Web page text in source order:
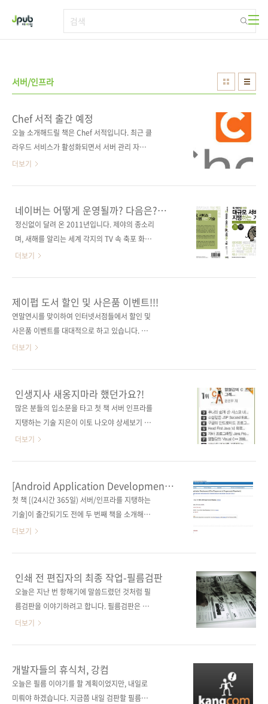
서버/인프라
Chef 서적 출간 예정
오늘 소개해드릴 책은 Chef 서적입니다. 최근 클
라우드 서비스가 활성화되면서 서버 관리 자동
화가 주목을 받고 있습니다. 여러 서버 자동화 관
고 있는데, 이번에 저희가 펴내는 책은 Chef 서
적입니다. 정확하게 말하면, 초보자도 쉽게 사용
할 수 있는 Chef 단독형 버전인 Chef Solo 입문
여 자동화하는 툴인데, 보다 엄밀하게 말하면 ‘서
버의 상태를 관리하고 일관성 있게 유지하기 위
http://www.getchef.com/ 이번에 펴내는
[Chef Solo 입문: 인프라스트럭처 자동화 프레
임워크]는 아쉽게도 국내 서적이 아니고..
더보기
네이버는 어떻게 운영될까? 다음은?
초대규모 서비스의 현장을 공개합니다.
정신없이 달려 온 2011년입니다. 제야의 종소리
며, 새해를 알리는 세계 각지의 TV 속 축포 화면
들이 불과 며칠 전이었었던 것 같은데, 입춘을 지
이펍에서도 새 봄에 출간될 책들을 열심히 준비
중에 있었는데, 겨우 한 종이나마 이 달 끝자락에
소개를 할 수가 있게 되어 얼마나 다행인지 모르
을 찾게 되지 않을까 합니다. 조만간 출간예정도
서에 대한 안내를 한번 해드리도록 하고, 오늘은
늘어놓겠습니다. 大規模サービス技術入門 ―
データ構造... 새로 나올 책의 원서는 위와 같습
니다. 제이펍 출판사의 첫 책이 [서버/인프라를..
더보기
제이펍 도서 할인 및 사은품 이벤트!!!
연말연시를 맞이하여 인터넷서점들에서 할인 및
사은품 이벤트를 대대적으로 하고 있습니다. 저
희 제이펍 출판사는 평소에도 10% 할인 + 10%
을 내거나 공급률을 낮춰 이벤트에 참가하고 있
습니다. 그리고 2009년도 베스트셀러 및 스테디
셀러로 뽑혀 별다른 비용 지불 없이 이벤트 도서
분들을 위해 인터넷서점별로 어떤 이벤트를 진
행하고 있는지 정리해드립니다. 평소보다 저렴
한 책이 있다면 이번 기간에 구매하시는 것도 나
쁘지 않을 듯합니다. [24시간 365일 서버/인프
라를 지탱하는 기술] 예스24: 2010 새해 기대
신간 1,000선 ..
더보기
인생지사 새옹지마라 했던가요?!
많은 분들의 입소문을 타고 첫 책 서버 인프라를
지탱하는 기술 지은이 이토 나오야 상세보기 의
판매량이 점점 늘어나고 있습니다. 책을 구매해
오늘 아침 인터넷 서점 등에서 판매지수 및 순위,
서평들을 확인하고는 기분이 참 좋아졌습니다.
서점들마다 골고루 판매지수가 올라가 있었거든
터파크에서는 8위까지 올라갔네요. 아, 윤성우
님의 저 책은 엉덩이가 정말 무겁군요. 몇년 째
서점을 둘러본 뒤 주문서를 열었는데, 평소보다
몇곱절이나 많은 주문이 와 있지 않겠습니까? 당
연 입가에 미소가 번지면서 오전 내내 즐겁게 일
을 ..
더보기
[Android Application Development]
1장 원고 무료공개!!
첫 책 [(24시간 365일) 서버/인프라를 지탱하는
기술]이 출간되기도 전에 두 번째 책을 소개해볼
까 합니다. 많은 분들이 메일로 출간여부를 문의
Android Application Development]의 번역
서입니다. 현재까지 출간된 안드로이드 개발 서
적 중 가장 좋은 평가와 높은 판매를 보이고 있는
쳐 Qt4에 대해 자세히 다루고 있는 [Qt 4를 이
용한 C++ GUI 프로그래밍(제2판)]를 번역하신
다. [Professional Android Application
Development] 원서에 대한 아마존 캡..
더보기
인쇄 전 편집자의 최종 작업-필름검판
오늘은 지난 번 항해기에 말씀드렸던 것처럼 필
름검판을 이야기하려고 합니다. 필름검판은 필
름교정이라고 부르기도 하는데, 책을 출간하는
소와 제본소의 몫이죠. 인쇄를 하기 위해서는 필
름을 뽑는데, 이 필름을 인쇄에 곧바로 이용하는
것이 아닙니다. 인쇄를 위해서는 출력한 필름을
더보기
개발자들의 휴식처, 강컴
오늘은 필름 이야기를 할 계획이었지만, 내일로
미뤄야 하겠습니다. 지금쯤 내일 검판할 필름이